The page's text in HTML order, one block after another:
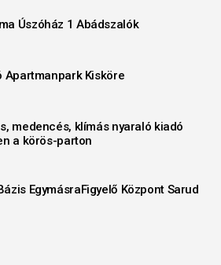
Úszóház 1 Abádszalók
Apartmanpark Kisköre
medencés, klímás nyaraló kiadó
a körös-parton
EgymásraFigyelő Központ Sarud